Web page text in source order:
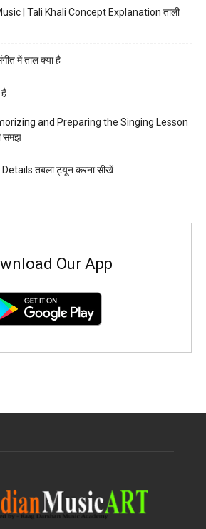
| Tali Khali Concept Explanation ताली
में ताल क्या है
and Preparing the Singing Lesson
समझ
तबला ट्यून करना सीखें
Our App